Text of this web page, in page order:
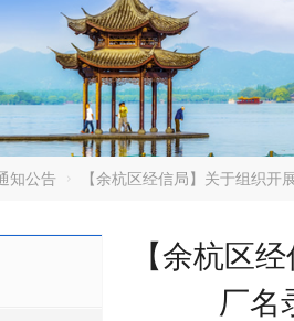
知公告 【余杭区经信局】关于组织
【余杭区
厂名